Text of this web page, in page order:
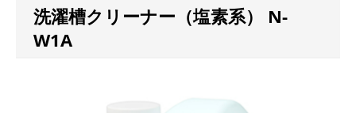
洗濯槽クリーナー（塩素系） N-
W1A